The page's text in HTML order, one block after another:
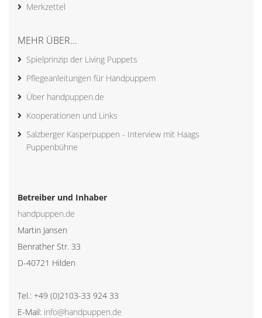
Merkzettel
MEHR ÜBER...
Spielprinzip der Living Puppets
Pflegeanleitungen für Handpuppem
Über handpuppen.de
Kooperationen und Links
Salzberger Kasperpuppen - Interview mit Haags
Puppenbühne
Betreiber und Inhaber
handpuppen.de
Martin Jansen
Benrather Str. 33
D-40721 Hilden
Tel.: +49 (0)2103-33 924 33
E-Mail: info@handpuppen.de